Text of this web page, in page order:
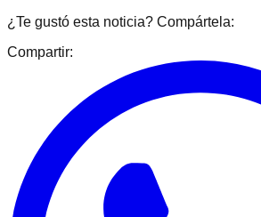
¿Te gustó esta noticia? Compártela:
Compartir: